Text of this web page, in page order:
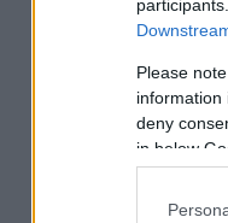
Please
information
deny
in below